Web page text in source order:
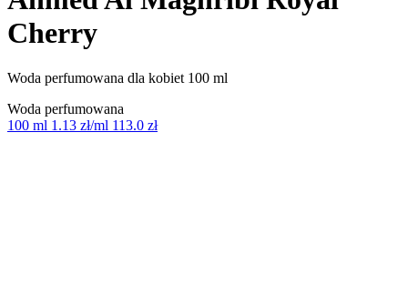
Cherry
Woda perfumowana dla kobiet 100 ml
Woda perfumowana
100 ml 1.13 zł/ml 113.0 zł